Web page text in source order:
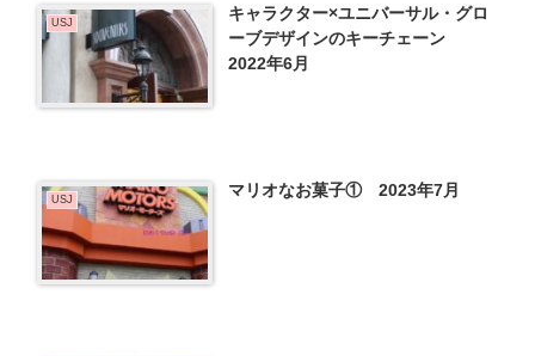
USJ
キャラクター×ユニバーサル・グロ
ーブデザインのキーチェーン
2022年6月
USJ マリオなお菓子① 2023年7月